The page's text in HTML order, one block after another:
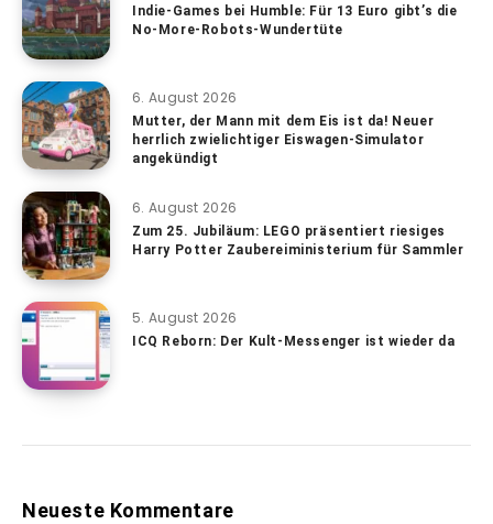
Indie-Games bei Humble: Für 13 Euro gibt’s die
No-More-Robots-Wundertüte
6. August 2026
Mutter, der Mann mit dem Eis ist da! Neuer
herrlich zwielichtiger Eiswagen-Simulator
angekündigt
6. August 2026
Zum 25. Jubiläum: LEGO präsentiert riesiges
Harry Potter Zaubereiministerium für Sammler
5. August 2026
ICQ Reborn: Der Kult-Messenger ist wieder da
Neueste Kommentare